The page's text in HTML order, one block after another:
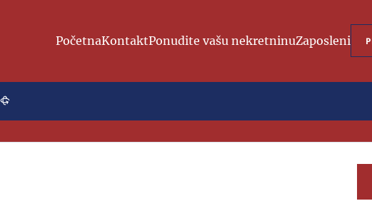
PočetnaKontaktPonudite vašu nekretninuZaposleni